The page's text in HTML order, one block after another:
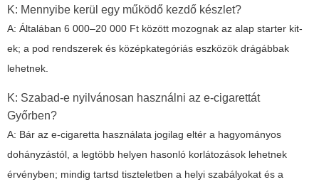
K: Mennyibe kerül egy működő kezdő készlet?
A: Általában 6 000–20 000 Ft között mozognak az alap starter kit-
ek; a pod rendszerek és középkategóriás eszközök drágábbak
lehetnek.
K: Szabad-e nyilvánosan használni az e-cigarettát
Győrben?
A: Bár az e-cigaretta használata jogilag eltér a hagyományos
dohányzástól, a legtöbb helyen hasonló korlátozások lehetnek
érvényben; mindig tartsd tiszteletben a helyi szabályokat és a